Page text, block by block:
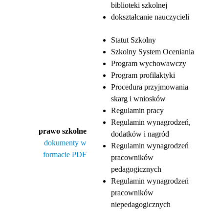
biblioteki szkolnej
dokształcanie nauczycieli
prawo szkolne
dokumenty w
formacie PDF
Statut Szkolny
Szkolny System Oceniania
Program wychowawczy
Program profilaktyki
Procedura przyjmowania
skarg i wniosków
Regulamin pracy
Regulamin wynagrodzeń,
dodatków i nagród
Regulamin wynagrodzeń
pracowników
pedagogicznych
Regulamin wynagrodzeń
pracowników
niepedagogicznych